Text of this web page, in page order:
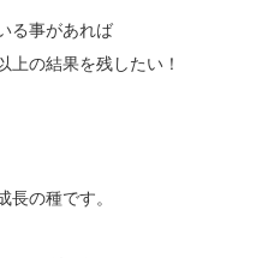
る事があれば
上の結果を残したい！
長の種です。